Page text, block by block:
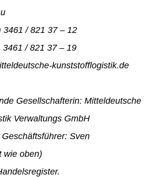
3461 / 821 37 – 12
3461 / 821 37 – 19
kunststofflogistik.de
Gesellschafterin: Mitteldeutsche
Verwaltungs GmbH
Sven
wie oben)